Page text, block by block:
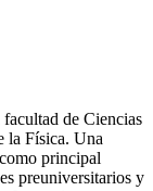
de Ciencias
la Física. Una
principal
preuniversitarios y